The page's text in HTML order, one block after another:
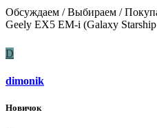
Обсуждаем / Выбираем /
Geely EX5 EM-i (Galaxy
D
dimonik
Новичок